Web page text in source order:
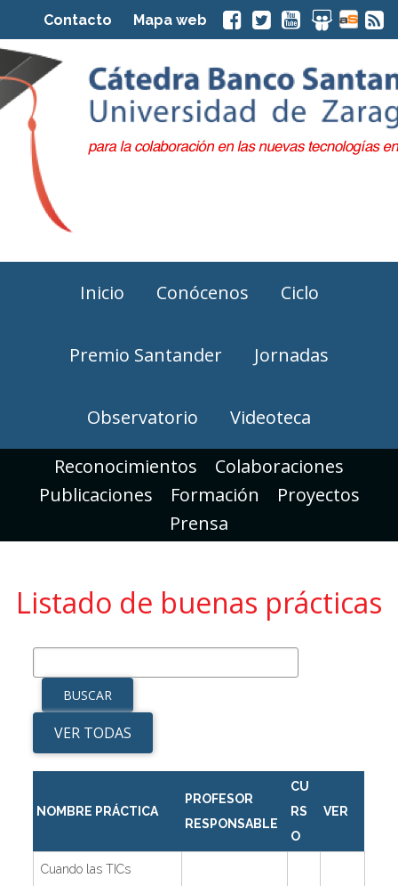
Contacto Mapa web
Inicio Conócenos Ciclo
Premio Santander Jornadas
Observatorio Videoteca
Reconocimientos
Colaboraciones
Publicaciones
Formación
Proyectos
Prensa
Listado de buenas prácticas
VER TODAS
NOMBRE PRÁCTICA
PROFESOR
RESPONSABLE
CU
RS
O
VER
Cuando las TICs